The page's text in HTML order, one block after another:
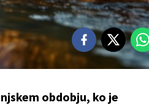
obdobju, ko je